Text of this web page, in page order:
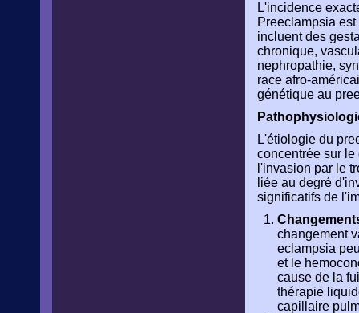
L'incidence
Preeclampsia
incluent des
chronique,
nephropathie,
race afro-
génétique au
L'étiologie du
concentrée sur
l'invasion par le
liée au degré
significatifs de
changement
eclampsia
et le
cause de la
thérapie
capillaire